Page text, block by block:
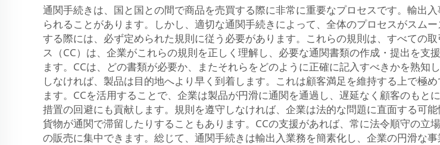
通関手続きは、国と国との間で商品を売買する際に非常に重要なプロセスです。輸出
られることがあります。しかし、適切な通関手続きによって、全体のプロセスがスム
する際には、必ず定められた規則に従う必要があります。これらの規則は、すべての
ス（CC）は、企業がこれらの規則を正しく理解し、必要な通関書類の作成・提出を支
ます。CCは、どの書類が必要か、またそれらをどのように正確に記入すべきかを熟
しなければ、製品は目的地へより早く到着します。これは顧客満足を維持する上で極
ます。CCを活用することで、企業は製品が円滑に通関を通過し、遅延なく顧客のも
措置の回避にも貢献します。規則を遵守しなければ、企業は法的な問題に直面する可
貨物が通関で滞留したりすることもあります。CCの支援があれば、常に法令順守の
の販売に集中できます。総じて、通関手続きは輸出入業務を簡素化し、企業の円滑な